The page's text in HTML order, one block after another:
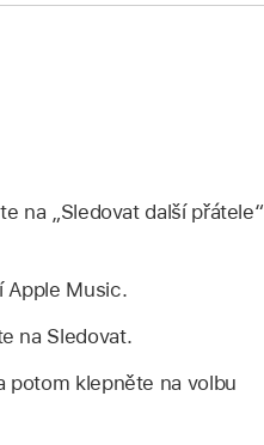
na „Sledovat další přátele“
Apple Music.
na Sledovat.
potom klepněte na volbu